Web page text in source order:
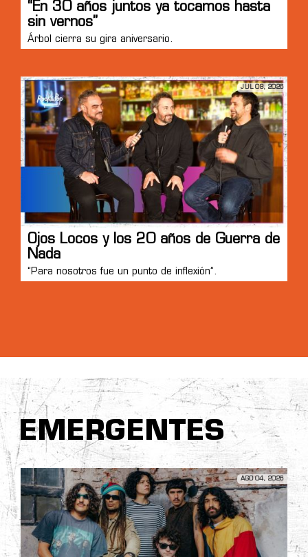
“En 30 años juntos ya tocamos hasta
sin vernos”
Árbol cierra su gira aniversario.
JUL 08, 2026
Ojos Locos y los 20 años de Guerra de
Nada
“Para nosotros fue un punto de inflexión”.
EMERGENTES
AGO 04, 2026